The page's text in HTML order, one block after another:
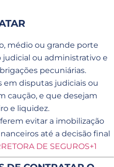
médio ou grande porte
ou administrativo e
pecuniárias.
em disputas judiciais ou
caução, e que desejam
e liquidez.
evitar a imobilização
até a decisão final
DE SEGUROS+1